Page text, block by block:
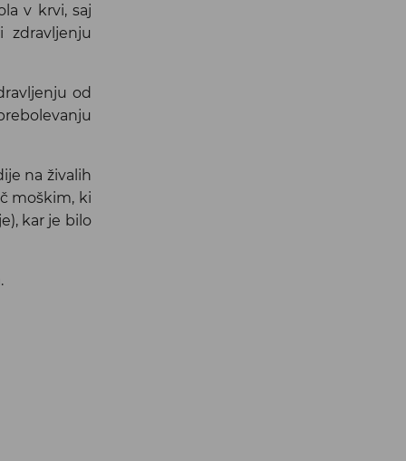
v krvi, saj
zdravljenju
od
na živalih
moškim, ki
kar je bilo